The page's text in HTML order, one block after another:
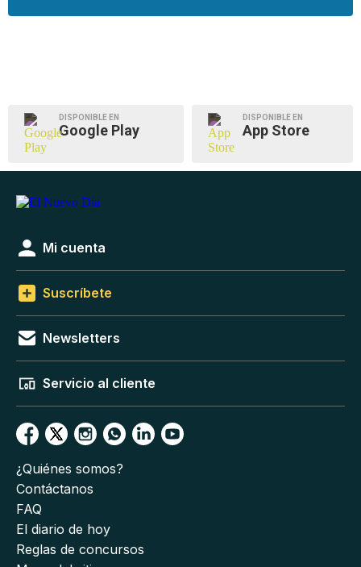
DISPONIBLE EN
Google Play
DISPONIBLE EN
App Store
Mi cuenta
Suscríbete
Newsletters
Servicio al cliente
¿Quiénes somos?
Contáctanos
FAQ
El diario de hoy
Reglas de concursos